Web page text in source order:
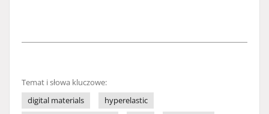
Temat i słowa kluczowe:
digital materials
hyperelastic